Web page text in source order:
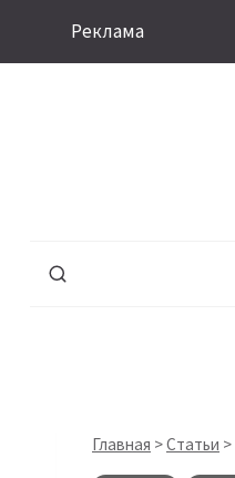
Реклама
Главная >Статьи >